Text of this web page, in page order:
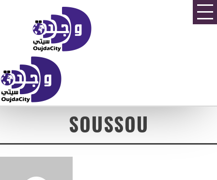
SOUSSOU